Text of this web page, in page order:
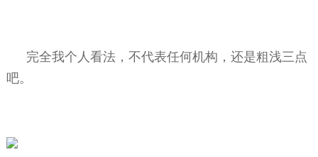
完全我个人看法，不代表任何机构，还是粗浅三点
吧。